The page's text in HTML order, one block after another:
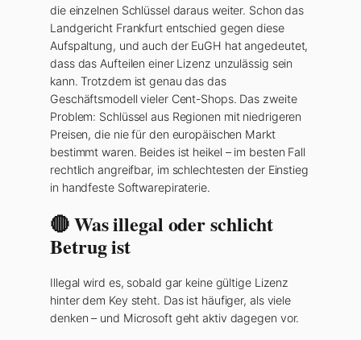
die einzelnen Schlüssel daraus weiter. Schon das
Landgericht Frankfurt entschied gegen diese
Aufspaltung, und auch der EuGH hat angedeutet,
dass das Aufteilen einer Lizenz unzulässig sein
kann. Trotzdem ist genau das das
Geschäftsmodell vieler Cent-Shops. Das zweite
Problem: Schlüssel aus Regionen mit niedrigeren
Preisen, die nie für den europäischen Markt
bestimmt waren. Beides ist heikel – im besten Fall
rechtlich angreifbar, im schlechtesten der Einstieg
in handfeste Softwarepiraterie.
🔴 Was illegal oder schlicht
Betrug ist
Illegal wird es, sobald gar keine gültige Lizenz
hinter dem Key steht. Das ist häufiger, als viele
denken – und Microsoft geht aktiv dagegen vor.